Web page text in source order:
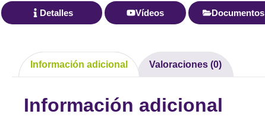
Detalles Vídeos Documentos
Información adicional Valoraciones (0)
Información adicional